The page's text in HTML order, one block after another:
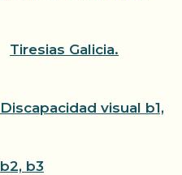
Tiresias Galicia.
Discapacidad visual b1,
b2, b3